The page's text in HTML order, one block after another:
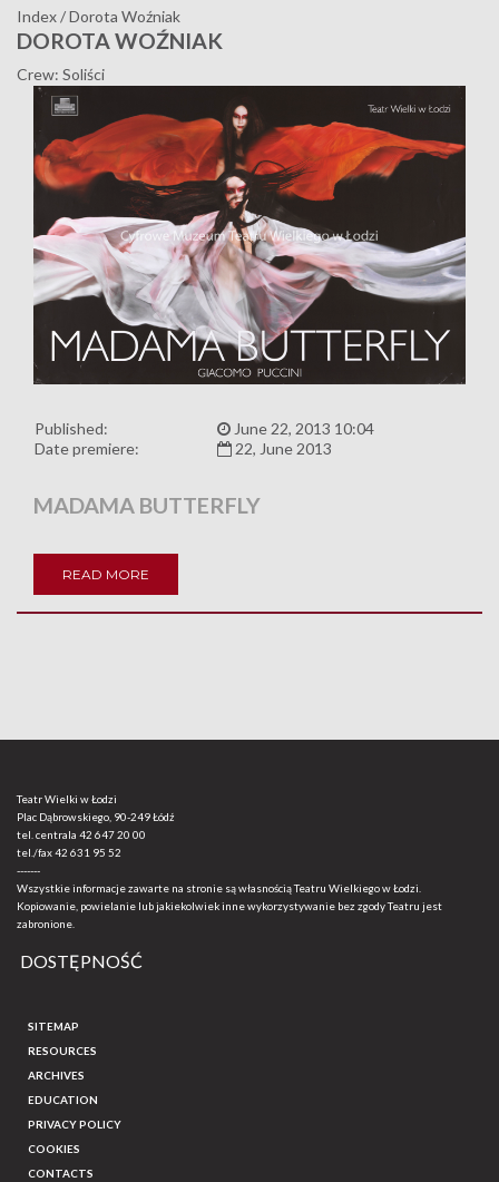
Index/Dorota Woźniak
DOROTA WOŹNIAK
Crew: Soliści
Published:
June 22, 2013 10:04
Date premiere:
22, June 2013
MADAMA BUTTERFLY
READ MORE
Teatr Wielki w Łodzi
Plac Dąbrowskiego, 90-249 Łódź
tel. centrala 42 647 20 00
tel./fax42 631 95 52
-------
Wszystkie informacje zawarte na stronie są własnością Teatru Wielkiego w Łodzi.
Kopiowanie, powielanie lub jakiekolwiek inne wykorzystywanie bez zgody Teatru jest
zabronione.
DOSTĘPNOŚĆ
SITEMAP
RESOURCES
ARCHIVES
EDUCATION
PRIVACY POLICY
COOKIES
CONTACTS